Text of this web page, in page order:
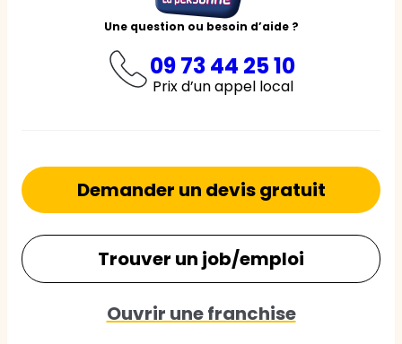
Une question ou besoin d’aide ?
09 73 44 25 10
Prix d’un appel local
Demander un devis gratuit
Trouver un job/emploi
Ouvrir une franchise